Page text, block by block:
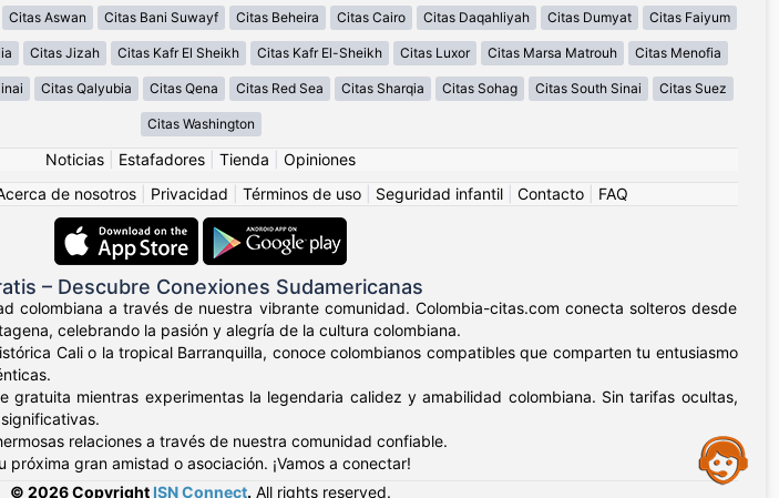
Citas Aswan Citas Bani Suwayf Citas Beheira Citas Cairo Citas Daqahliyah Citas Dumyat Citas Faiyum
Citas Jizah Citas Kafr El Sheikh Citas Kafr El-Sheikh Citas Luxor Citas Marsa Matrouh Citas Menofia
Citas Qalyubia Citas Qena Citas Red Sea Citas Sharqia Citas Sohag Citas South Sinai Citas Suez
Citas Washington
Noticias Estafadores Tienda
Opiniones
de nosotros Privacidad Términos de uso Seguridad infantil Contacto FAQ
– Descubre Conexiones Sudamericanas
colombiana a través de nuestra vibrante comunidad. Colombia-citas.com conecta solteros desde
celebrando la pasión y alegría de la cultura colombiana.
Cali o la tropical Barranquilla, conoce colombianos compatibles que comparten tu entusiasmo
gratuita mientras experimentas la legendaria calidez y amabilidad colombiana. Sin tarifas ocultas,
relaciones a través de nuestra comunidad confiable.
gran amistad o asociación. ¡Vamos a conectar!
© 2026 Copyright ISN Connect. All rights reserved.
Assistance